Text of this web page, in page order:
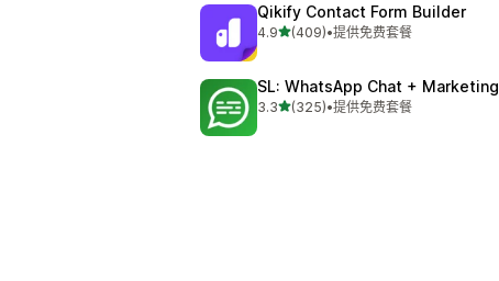
Qikify Contact Form Builder
4.9星（满分 5 星）
(409)
总共 409 条评论
•提供免费套餐
SL: WhatsApp Chat + Marketing
3.3星（满分 5 星）
(325)
总共 325 条评论
•提供免费套餐